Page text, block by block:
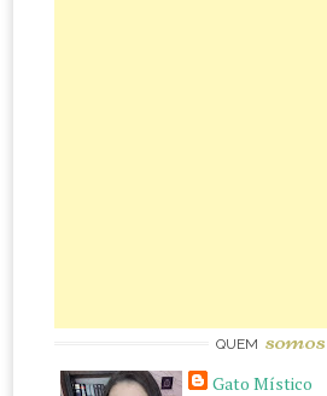
QUEM somos
Gato Místico